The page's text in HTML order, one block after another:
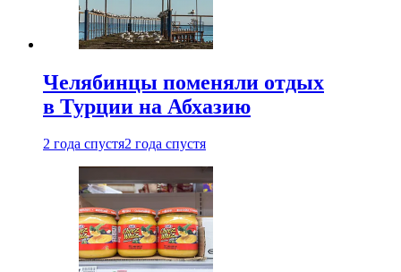
Челябинцы поменяли отдых
в Турции на Абхазию
2 года спустя2 года спустя